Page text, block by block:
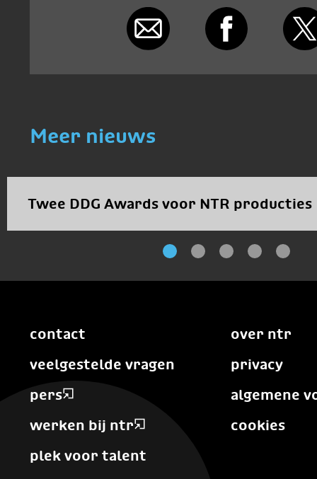
Meer nieuws
Twee DDG Awards voor NTR producties
contact
veelgestelde vragen
pers
werken bij ntr
plek voor talent
over ntr
privacy
algemene
cookies